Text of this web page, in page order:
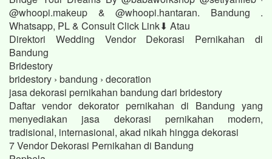
@whoopi.makeup & @whoopi.hantaran. Bandung .
Whatsapp, PL & Consult Click Link⬇ Atau
Direktori Wedding Vendor Dekorasi Pernikahan di
Bandung
Bridestory
bridestory › bandung › decoration
jasa dekorasi pernikahan bandung dari bridestory
Daftar vendor dekorator pernikahan di Bandung yang
menyediakan jasa dekorasi pernikahan modern,
tradisional, internasional, akad nikah hingga dekorasi
7 Vendor Dekorasi Pernikahan di Bandung